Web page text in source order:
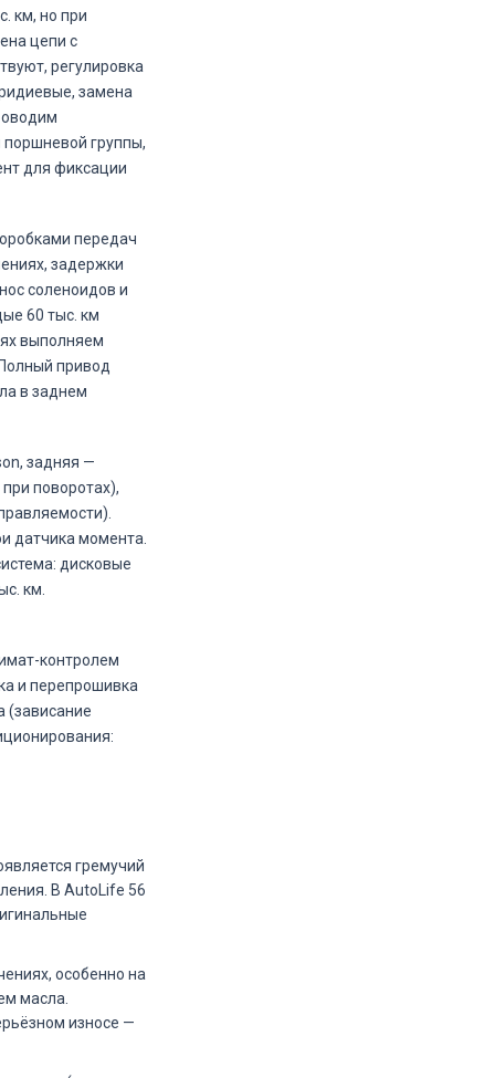
км, но при
цепи с
регулировка
замена
группы,
для фиксации
передач
задержки
соленоидов и
60 тыс. км
выполняем
привод
в заднем
задняя —
поворотах),
датчика момента.
дисковые
км.
контролем
и перепрошивка
(зависание
гремучий
В AutoLife 56
особенно на
масла.
износе —